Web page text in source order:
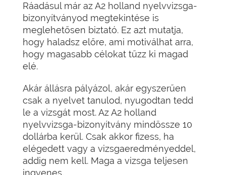
Ráadásul már az A2 holland nyelvvizsga-
bizonyítványod megtekintése is
meglehetősen biztató. Ez azt mutatja,
hogy haladsz előre, ami motiválhat arra,
hogy magasabb célokat tűzz ki magad
elé.
Akár állásra pályázol, akár egyszerűen
csak a nyelvet tanulod, nyugodtan tedd
le a vizsgát most. Az A2 holland
nyelvvizsga-bizonyítvány mindössze 10
dollárba kerül. Csak akkor fizess, ha
elégedett vagy a vizsgaeredményeddel,
addig nem kell. Maga a vizsga teljesen
ingyenes.